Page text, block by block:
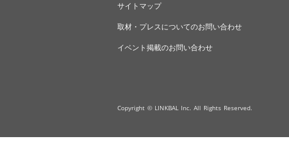
サイトマップ
取材・プレスについてのお問い合わせ
イベント掲載のお問い合わせ
Copyright © LINKBAL Inc. All Rights Reserved.